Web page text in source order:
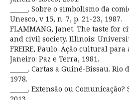
______. Sobre o simbolismo da
Unesco, v 15, n. 7, p. 21-23, 1987.
FLAMMANG, Janet. The taste for
and civil society. Illinois:
FREIRE, Paulo. Ação cultural
Janeiro: Paz e Terra, 1981.
______. Cartas a Guiné-Bissau.
1978.
______. Extensão ou